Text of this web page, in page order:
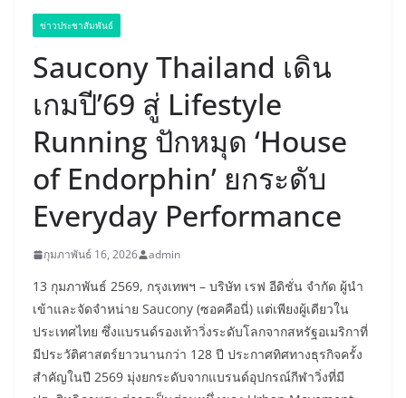
ข่าวประชาสัมพันธ์
Saucony Thailand เดิน
เกมปี’69 สู่ Lifestyle
Running ปักหมุด ‘House
of Endorphin’ ยกระดับ
Everyday Performance
กุมภาพันธ์ 16, 2026 admin
13 กุมภาพันธ์ 2569, กรุงเทพฯ – บริษัท เรฟ อีดิชั่น จำกัด ผู้นำ
เข้าและจัดจำหน่าย Saucony (ซอคคือนี่) แต่เพียงผู้เดียวใน
ประเทศไทย ซึ่งแบรนด์รองเท้าวิ่งระดับโลกจากสหรัฐอเมริกาที่
มีประวัติศาสตร์ยาวนานกว่า 128 ปี ประกาศทิศทางธุรกิจครั้ง
สำคัญในปี 2569 มุ่งยกระดับจากแบรนด์อุปกรณ์กีฬาวิ่งที่มี